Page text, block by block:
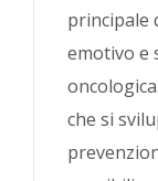
principale
emotivo e
che si